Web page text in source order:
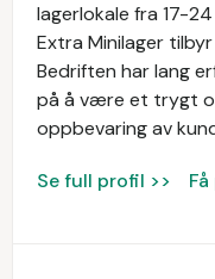
lagerlokale fra 17-
Extra Minilager
Bedriften har lang
på å være et trygt
oppbevaring av
Se full profil >>